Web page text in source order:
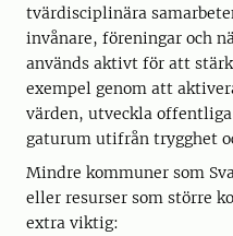
tvärdisciplinära
invånare, föreningar och
används aktivt för att
exempel genom att
värden, utveckla
gaturum utifrån trygghet
Mindre kommuner som
eller resurser som större
extra viktig: